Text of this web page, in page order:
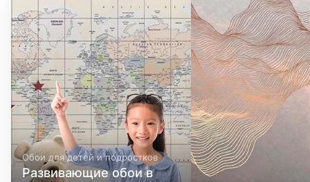
Обои для детей и подростков
Развивающие обои в